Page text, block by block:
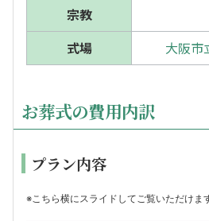
宗教
式場
大阪市
お葬式の費用内訳
プラン内容
※こちら横にスライドしてご覧いただけま